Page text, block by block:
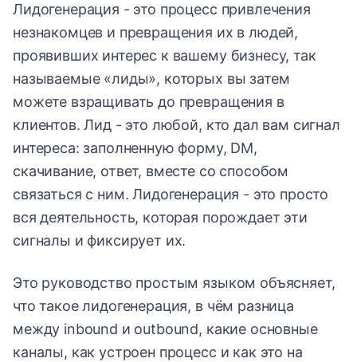
Лидогенерация - это процесс привлечения
незнакомцев и превращения их в людей,
проявивших интерес к вашему бизнесу, так
называемые «лиды», которых вы затем
можете взращивать до превращения в
клиентов. Лид - это любой, кто дал вам сигнал
интереса: заполненную форму, DM,
скачивание, ответ, вместе со способом
связаться с ним. Лидогенерация - это просто
вся деятельность, которая порождает эти
сигналы и фиксирует их.
Это руководство простым языком объясняет,
что такое лидогенерация, в чём разница
между inbound и outbound, какие основные
каналы, как устроен процесс и как это на